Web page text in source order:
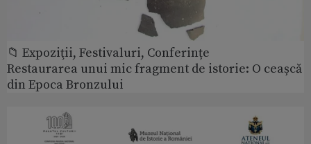
📁 Expoziţii, Festivaluri, Conferințe
Restaurarea unui mic fragment de istorie: O ceașcă
din Epoca Bronzului